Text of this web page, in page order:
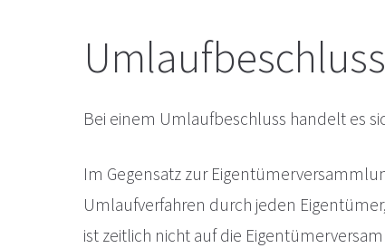
Umlaufbeschluss
Bei einem Umlaufbeschluss handelt es
Im Gegensatz zur
Umlaufverfahren durch jeden
ist zeitlich nicht auf die